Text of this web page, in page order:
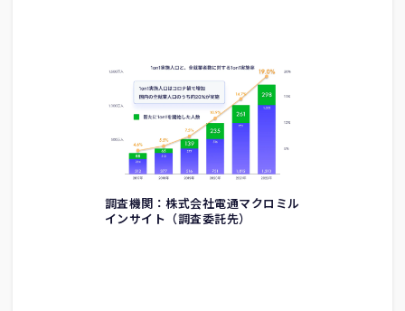
調査機関：株式会社電通マクロミル
インサイト（調査委託先）